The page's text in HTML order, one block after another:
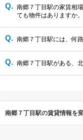
南郷７丁目駅の家賃相
ても物件はありますか。
南郷７丁目駅には、何
南郷７丁目駅がある、
南郷７丁目駅の賃貸情報を